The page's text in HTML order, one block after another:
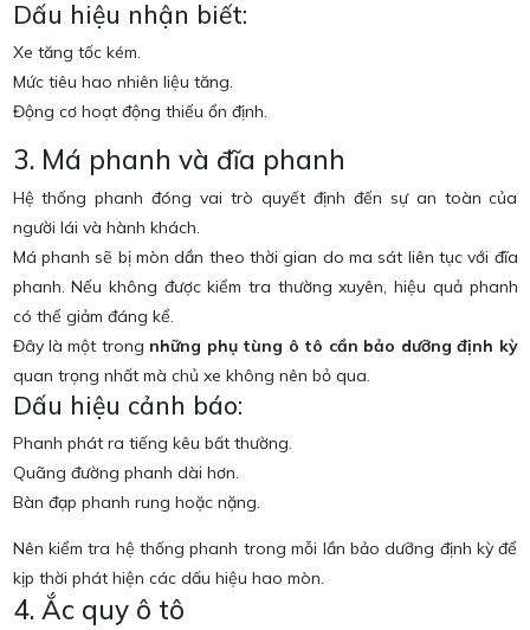
Dấu hiệu nhận biết:
Xe tăng tốc kém.
Mức tiêu hao nhiên liệu tăng.
Động cơ hoạt động thiếu ổn định.
3. Má phanh và đĩa phanh
Hệ thống phanh đóng vai trò quyết định đến sự an toàn của
người lái và hành khách.
Má phanh sẽ bị mòn dần theo thời gian do ma sát liên tục với đĩa
phanh. Nếu không được kiểm tra thường xuyên, hiệu quả phanh
có thể giảm đáng kể.
Đây là một trong những phụ tùng ô tô cần bảo dưỡng định kỳ
quan trọng nhất mà chủ xe không nên bỏ qua.
Dấu hiệu cảnh báo:
Phanh phát ra tiếng kêu bất thường.
Quãng đường phanh dài hơn.
Bàn đạp phanh rung hoặc nặng.
Nên kiểm tra hệ thống phanh trong mỗi lần bảo dưỡng định kỳ để
kịp thời phát hiện các dấu hiệu hao mòn.
4. Ắc quy ô tô